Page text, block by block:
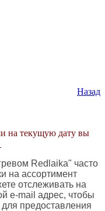
Назад
на текущую дату вы
Redlaika" часто
на ассортимент
отслеживать на
e-mail адрес, чтобы
предоставления